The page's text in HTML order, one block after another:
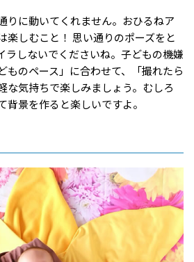
りに動いてくれません。おひるねア
楽しむこと！ 思い通りのポーズをと
ラしないでくださいね。子どもの機嫌
ものペース」に合わせて、「撮れたら
な気持ちで楽しみましょう。むしろ
景を作ると楽しいですよ。